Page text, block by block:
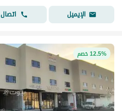
الإيميل
اتصال
12.5% خصم